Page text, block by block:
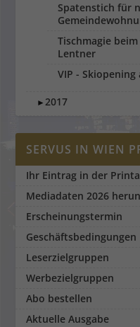
Spatenstich für
Tischmagie
Lentner
VIP -
►2017
SERVUS IN WIEN
Ihr Eintrag in der
Mediadaten 2026
Erscheinungstermin
Geschäftsbedingungen
Leserzielgruppen
Werbezielgruppen
Abo bestellen
Aktuelle Ausgabe